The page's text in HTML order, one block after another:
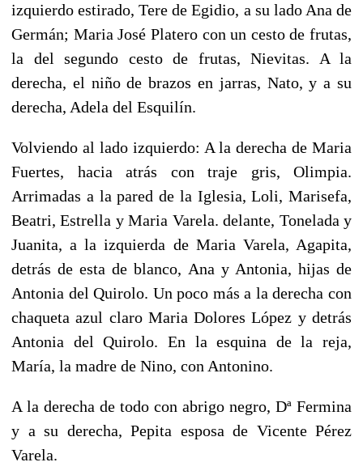
izquierdo estirado, Tere de Egidio, a su lado Ana de
Germán; Maria José Platero con un cesto de frutas,
la del segundo cesto de frutas, Nievitas. A la
derecha, el niño de brazos en jarras, Nato, y a su
derecha, Adela del Esquilín.
Volviendo al lado izquierdo: A la derecha de Maria
Fuertes, hacia atrás con traje gris, Olimpia.
Arrimadas a la pared de la Iglesia, Loli, Marisefa,
Beatri, Estrella y Maria Varela. delante, Tonelada y
Juanita, a la izquierda de Maria Varela, Agapita,
detrás de esta de blanco, Ana y Antonia, hijas de
Antonia del Quirolo. Un poco más a la derecha con
chaqueta azul claro Maria Dolores López y detrás
Antonia del Quirolo. En la esquina de la reja,
María, la madre de Nino, con Antonino.
A la derecha de todo con abrigo negro, Dª Fermina
y a su derecha, Pepita esposa de Vicente Pérez
Varela.